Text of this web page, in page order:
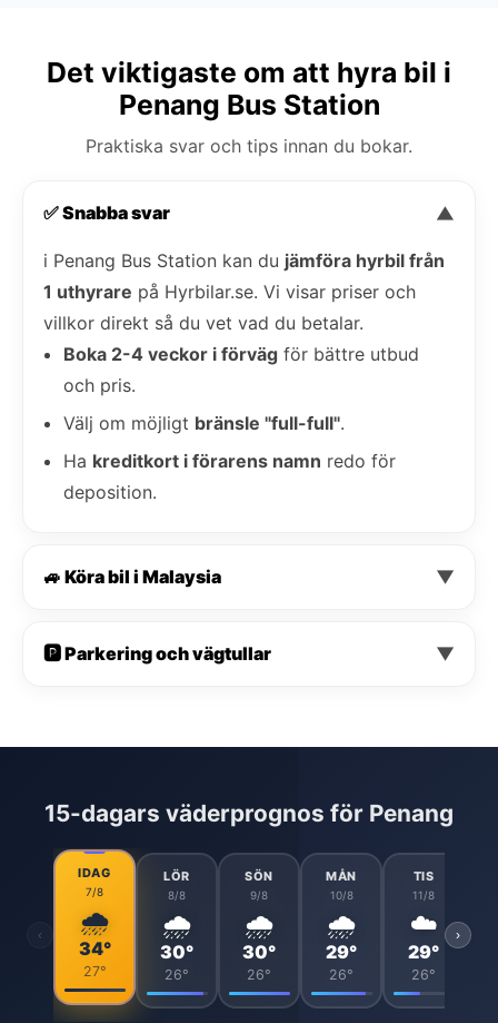
Det viktigaste om att hyra bil i
Penang Bus Station
Praktiska svar och tips innan du bokar.
✅ Snabba svar ▼
i Penang Bus Station kan du jämföra hyrbil från
1 uthyrare på Hyrbilar.se. Vi visar priser och
villkor direkt så du vet vad du betalar.
Boka 2-4 veckor i förväg för bättre utbud
och pris.
Välj om möjligt bränsle "full-full".
Ha kreditkort i förarens namn redo för
deposition.
🚙 Köra bil i Malaysia ▼
🅿️ Parkering och vägtullar ▼
15-dagars väderprognos för Penang
‹
IDAG
7/8
🌧️
34°
27°
LÖR
8/8
🌧️
30°
26°
SÖN
9/8
🌧️
30°
26°
MÅN
10/8
🌧️
29°
26°
TIS
11/8
☁️
29°
26°
›